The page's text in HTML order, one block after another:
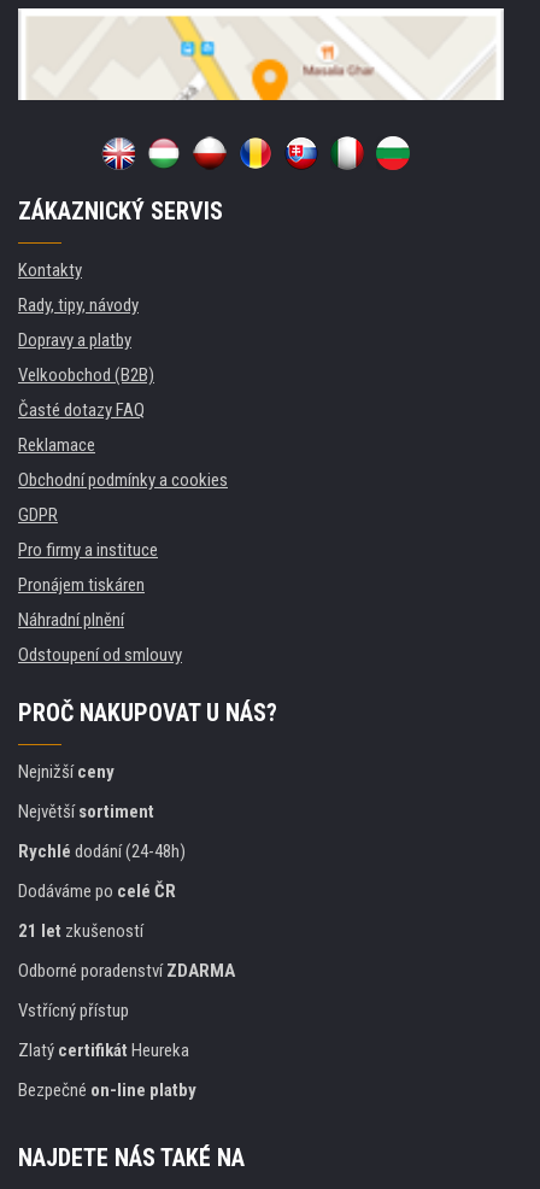
ZÁKAZNICKÝ SERVIS
Kontakty
Rady, tipy, návody
Dopravy a platby
Velkoobchod (B2B)
Časté dotazy FAQ
Reklamace
Obchodní podmínky a cookies
GDPR
Pro firmy a instituce
Pronájem tiskáren
Náhradní plnění
Odstoupení od smlouvy
PROČ NAKUPOVAT U NÁS?
Nejnižšíceny
Největšísortiment
Rychlé dodání (24-48h)
Dodáváme po celé ČR
21 let zkušeností
Odborné poradenstvíZDARMA
Vstřícný přístup
Zlatý certifikát Heureka
Bezpečné on-line platby
NAJDETE NÁS TAKÉ NA